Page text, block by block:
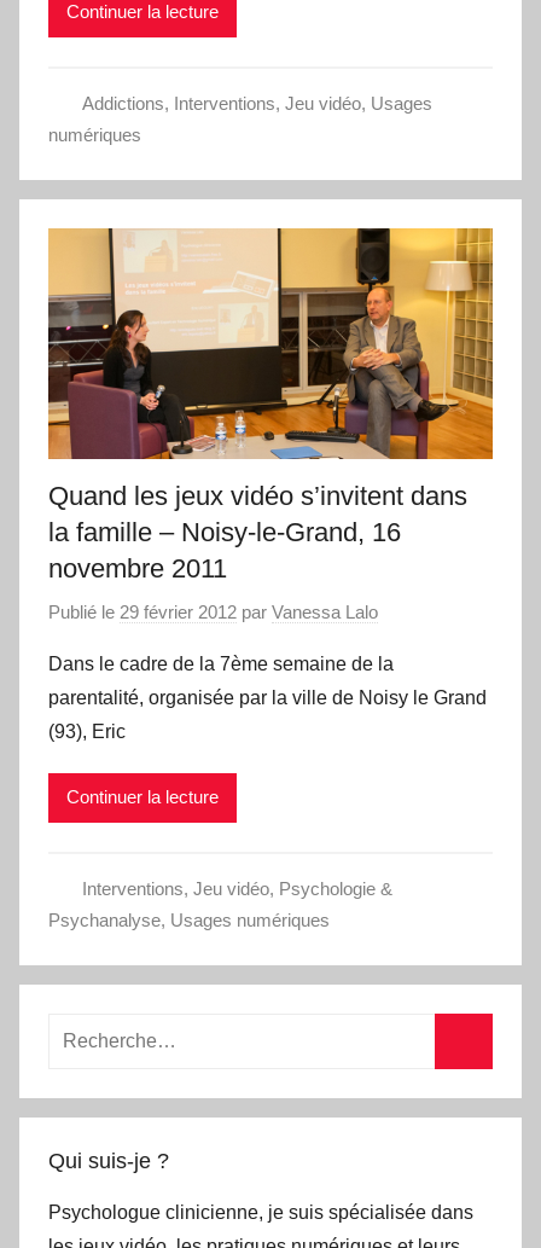
Continuer la lecture
Addictions, Interventions, Jeu vidéo, Usages
numériques
Quand les jeux vidéo s’invitent dans
la famille – Noisy-le-Grand, 16
novembre 2011
Publié le 29 février 2012 par Vanessa Lalo
Dans le cadre de la 7ème semaine de la
parentalité, organisée par la ville de Noisy le Grand
(93), Eric
Continuer la lecture
Interventions, Jeu vidéo, Psychologie &
Psychanalyse, Usages numériques
Recherche
:
Qui suis-je ?
Psychologue clinicienne, je suis spécialisée dans